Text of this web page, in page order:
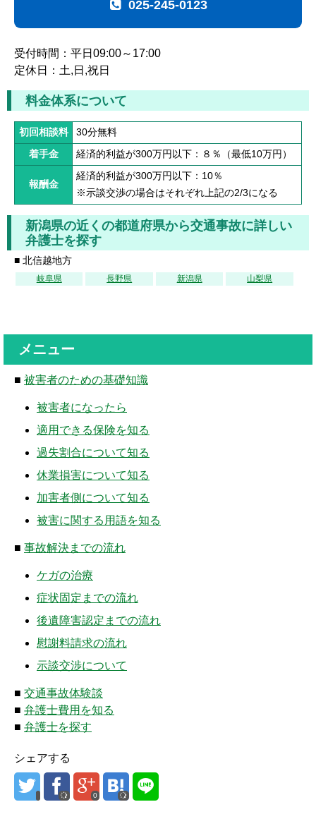
025-245-0123
受付時間：平日09:00～17:00
定休日：土,日,祝日
料金体系について
初回相談料 30分無料
着手金 経済的利益が300万円以下：８％（最低10万円）
報酬金
経済的利益が300万円以下：10％
※示談交渉の場合はそれぞれ上記の2/3になる
新潟県の近くの都道府県から交通事故に詳しい
弁護士を探す
■ 北信越地方
岐阜県 長野県 新潟県 山梨県
メニュー
■ 被害者のための基礎知識
被害者になったら
適用できる保険を知る
過失割合について知る
休業損害について知る
加害者側について知る
被害に関する用語を知る
■ 事故解決までの流れ
ケガの治療
症状固定までの流れ
後遺障害認定までの流れ
慰謝料請求の流れ
示談交渉について
■ 交通事故体験談
■ 弁護士費用を知る
■ 弁護士を探す
シェアする
0
後遺障害の体験談
弁護士費用を知る
弁護士に相談[無料]